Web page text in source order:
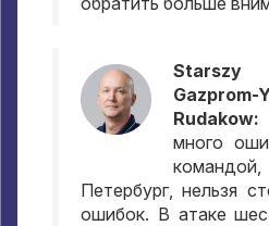
Rudakow:
много
командой
Петербург,нельзя
ошибок. В атаке